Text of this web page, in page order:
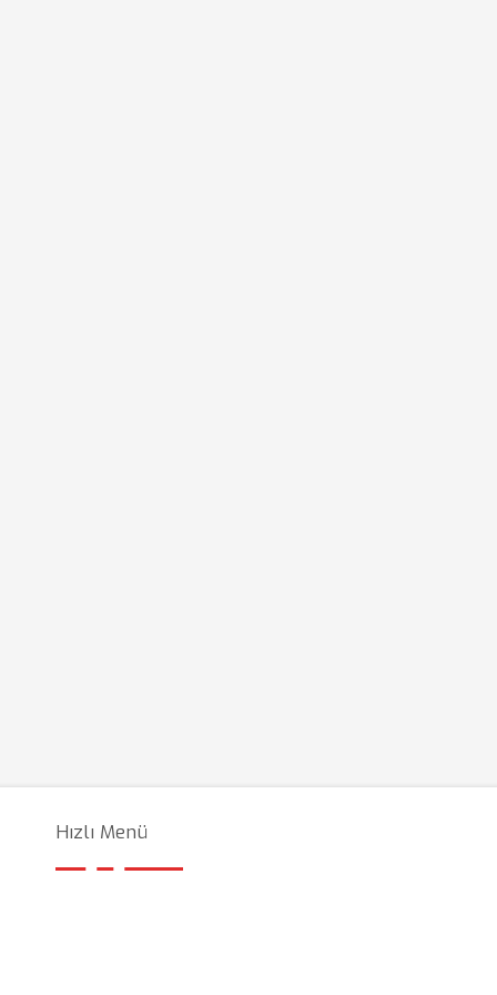
Hızlı Menü